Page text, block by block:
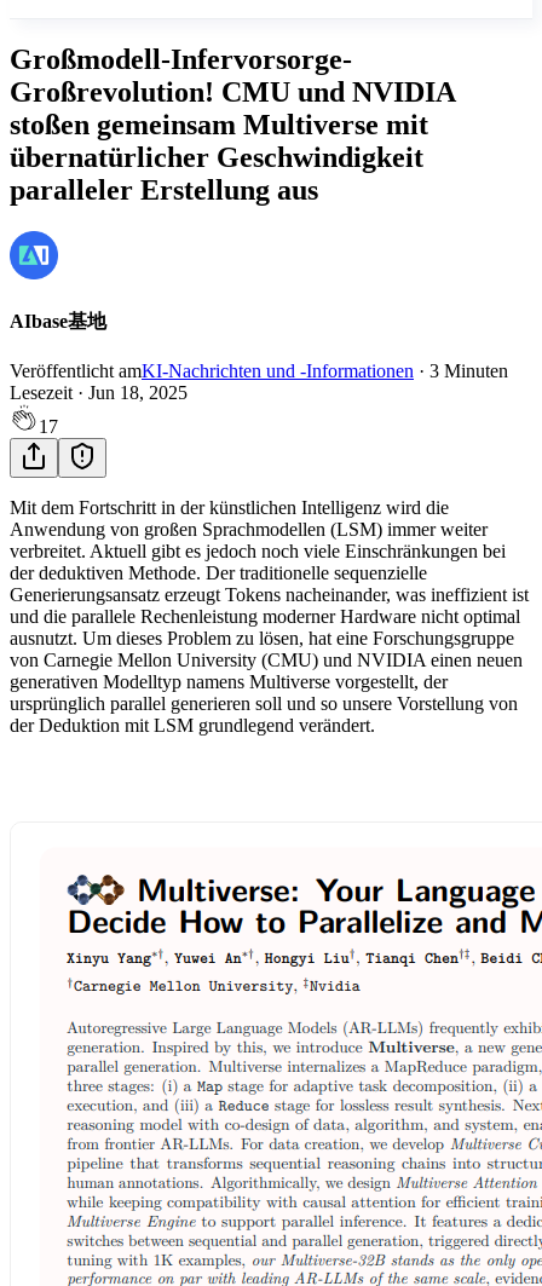
Großmodell-Infervorsorge-
Großrevolution! CMU und NVIDIA
stoßen gemeinsam Multiverse mit
übernatürlicher Geschwindigkeit
paralleler Erstellung aus
AIbase基地
Veröffentlicht amKI-Nachrichten und -Informationen · 3 Minuten
Lesezeit · Jun 18, 2025
17
Mit dem Fortschritt in der künstlichen Intelligenz wird die
Anwendung von großen Sprachmodellen (LSM) immer weiter
verbreitet. Aktuell gibt es jedoch noch viele Einschränkungen bei
der deduktiven Methode. Der traditionelle sequenzielle
Generierungsansatz erzeugt Tokens nacheinander, was ineffizient ist
und die parallele Rechenleistung moderner Hardware nicht optimal
ausnutzt. Um dieses Problem zu lösen, hat eine Forschungsgruppe
von Carnegie Mellon University (CMU) und NVIDIA einen neuen
generativen Modelltyp namens Multiverse vorgestellt, der
ursprünglich parallel generieren soll und so unsere Vorstellung von
der Deduktion mit LSM grundlegend verändert.